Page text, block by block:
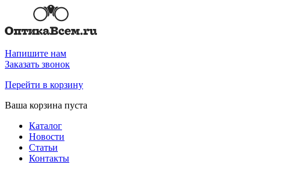
Напишите нам
Заказать звонок
Перейти в корзину
Ваша корзина пуста
Каталог
Новости
Статьи
Контакты